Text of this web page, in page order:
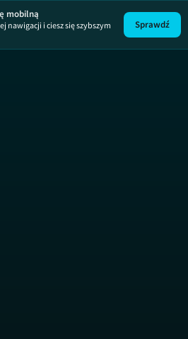
mobilną
nawigacji i ciesz się szybszym
Sprawdź